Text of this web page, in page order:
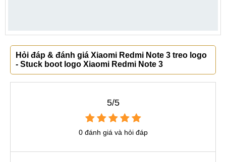
Hỏi đáp & đánh giá Xiaomi Redmi Note 3 treo logo
- Stuck boot logo Xiaomi Redmi Note 3
5/5
0 đánh giá và hỏi đáp